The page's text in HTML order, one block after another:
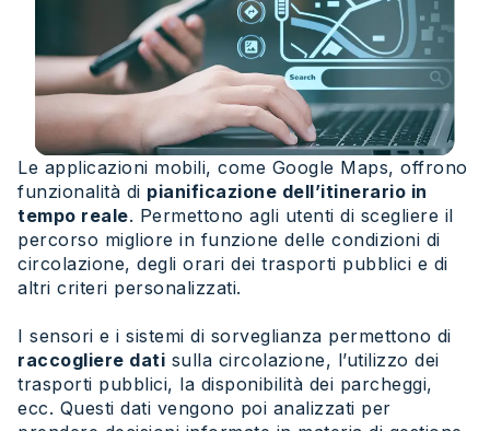
Le applicazioni mobili, come Google Maps, offrono
funzionalità di pianificazione dell’itinerario in
tempo reale. Permettono agli utenti di scegliere il
percorso migliore in funzione delle condizioni di
circolazione, degli orari dei trasporti pubblici e di
altri criteri personalizzati.
I sensori e i sistemi di sorveglianza permettono di
raccogliere dati sulla circolazione, l’utilizzo dei
trasporti pubblici, la disponibilità dei parcheggi,
ecc. Questi dati vengono poi analizzati per